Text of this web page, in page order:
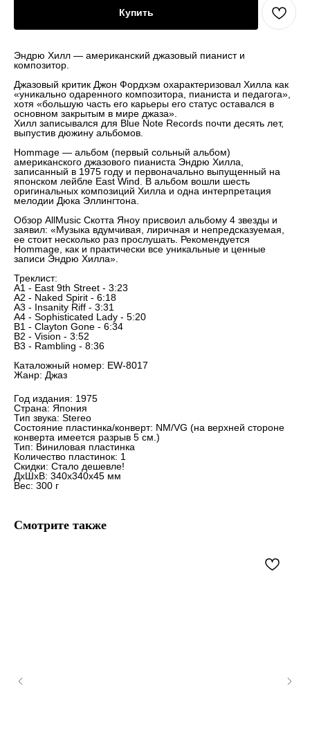
Купить
Эндрю Хилл — американский джазовый пианист и
композитор.
Джазовый критик Джон Фордхэм охарактеризовал Хилла как
«уникально одаренного композитора, пианиста и педагога»,
хотя «большую часть его карьеры его статус оставался в
основном закрытым в мире джаза».
Хилл записывался для Blue Note Records почти десять лет,
выпустив дюжину альбомов.
Hommage — альбом (первый сольный альбом)
американского джазового пианиста Эндрю Хилла,
записанный в 1975 году и первоначально выпущенный на
японском лейбле East Wind. В альбом вошли шесть
оригинальных композиций Хилла и одна интерпретация
мелодии Дюка Эллингтона.
Обзор AllMusic Скотта Яноу присвоил альбому 4 звезды и
заявил: «Музыка вдумчивая, лиричная и непредсказуемая,
ее стоит несколько раз прослушать. Рекомендуется
Hommage, как и практически все уникальные и ценные
записи Эндрю Хилла».
Треклист:
A1 - East 9th Street - 3:23
A2 - Naked Spirit - 6:18
A3 - Insanity Riff - 3:31
A4 - Sophisticated Lady - 5:20
B1 - Clayton Gone - 6:34
B2 - Vision - 3:52
B3 - Rambling - 8:36
Каталожный номер: EW-8017
Жанр: Джаз
Год издания: 1975
Страна: Япония
Тип звука: Stereo
Состояние пластинка/конверт: NM/VG (на верхней стороне
конверта имеется разрыв 5 см.)
Тип: Виниловая пластинка
Количество пластинок: 1
Скидки: Стало дешевле!
ДxШxВ: 340x340x45 мм
Вес: 300 г
Смотрите также